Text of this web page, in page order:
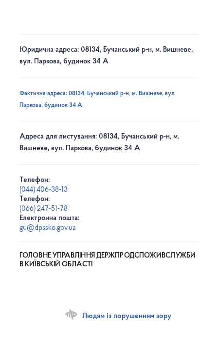
Юридична адреса: 08134, Бучанський р-н, м. Вишневе,
вул. Паркова, будинок 34 А
Фактична адреса: 08134, Бучанський р-н, м. Вишневе, вул.
Паркова, будинок 34 А
Адреса для листування: 08134, Бучанський р-н, м.
Вишневе, вул. Паркова, будинок 34 А
Телефон:
(044) 406-38-13
Телефон:
(066) 247-51-78
Електронна пошта:
gu@dpssko.gov.ua
ГОЛОВНЕ УПРАВЛІННЯ ДЕРЖПРОДСПОЖИВСЛУЖБИ
В КИЇВСЬКІЙ ОБЛАСТІ
Людям із порушенням зору